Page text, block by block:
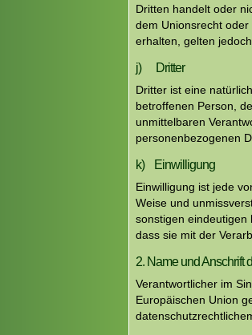
Dritten handelt oder
dem Unionsrecht
erhalten, gelten
j) Dritter
Dritter ist eine
betroffenen Person,
unmittelbaren
personenbezogenen
k) Einwilligung
Einwilligung ist jede
Weise und
sonstigen eindeutigen
dass sie mit der
2. Name und Anschrift
Verantwortlicher im
Europäischen Union